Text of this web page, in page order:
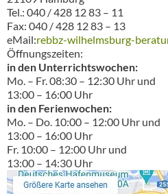
Tel.: 040 / 428 12 83 – 11
Fax: 040 / 428 12 83 – 13
eMail:rebbz-wilhelmsburg-
Öffnungszeiten:
in den Unterrichtswochen:
Mo. – Fr. 08:30 – 12:30 Uhr und
13:00 – 16:00 Uhr
in den Ferienwochen:
Mo. – Do. 10:00 – 12:00 Uhr und
13:00 – 16:00 Uhr
Fr. 10:00 – 12:00 Uhr und
13:00 – 14:30 Uhr